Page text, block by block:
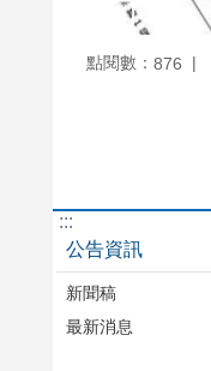
點閱數： 876
:::
公告資訊
新聞稿
最新消息